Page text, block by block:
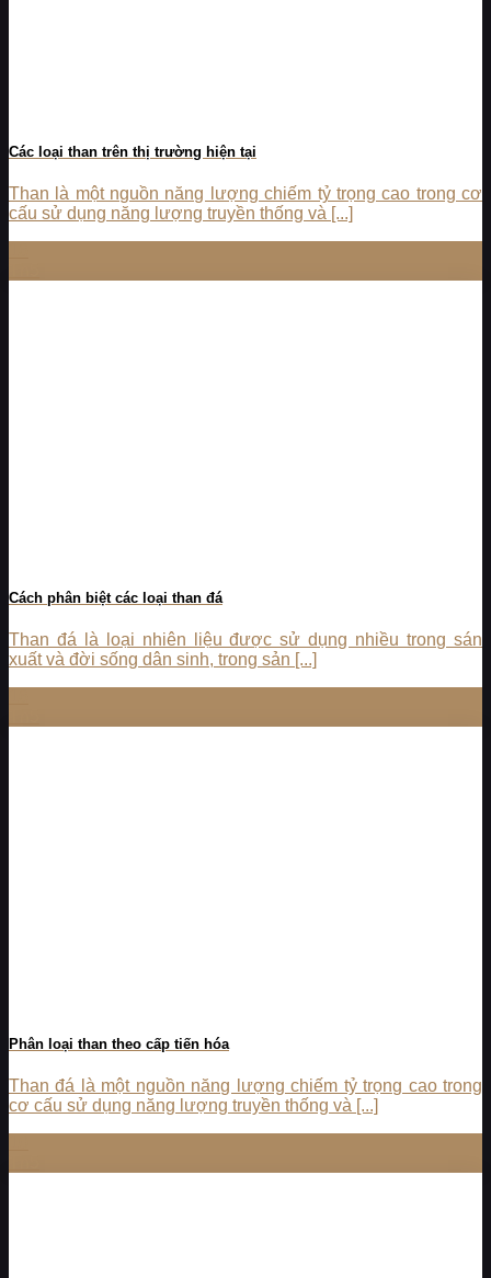
Các loại than trên thị trường hiện tại
Than là một nguồn năng lượng chiếm tỷ trọng cao trong cơ
cấu sử dụng năng lượng truyền thống và [...]
Cách phân biệt các loại than đá
Than đá là loại nhiên liệu được sử dụng nhiều trong sán
xuất và đời sống dân sinh, trong sản [...]
Phân loại than theo cấp tiến hóa
Than đá là một nguồn năng lượng chiếm tỷ trọng cao trong
cơ cấu sử dụng năng lượng truyền thống và [...]